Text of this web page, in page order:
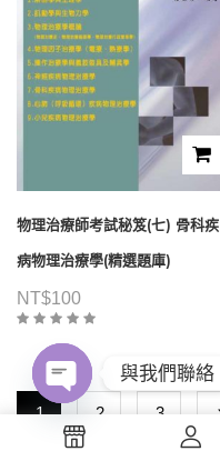
物理治療師考試秘笈(七) 骨科疾
病物理治療學(精選題庫)
NT$100
1 2 3
與我們聯絡
Open
chaty